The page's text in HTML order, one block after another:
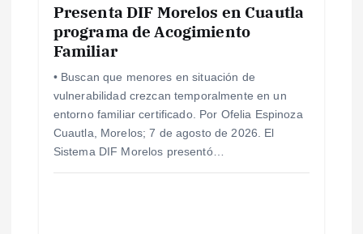
Presenta DIF Morelos en Cuautla
programa de Acogimiento
Familiar
• Buscan que menores en situación de
vulnerabilidad crezcan temporalmente en un
entorno familiar certificado. Por Ofelia Espinoza
Cuautla, Morelos; 7 de agosto de 2026. El
Sistema DIF Morelos presentó…